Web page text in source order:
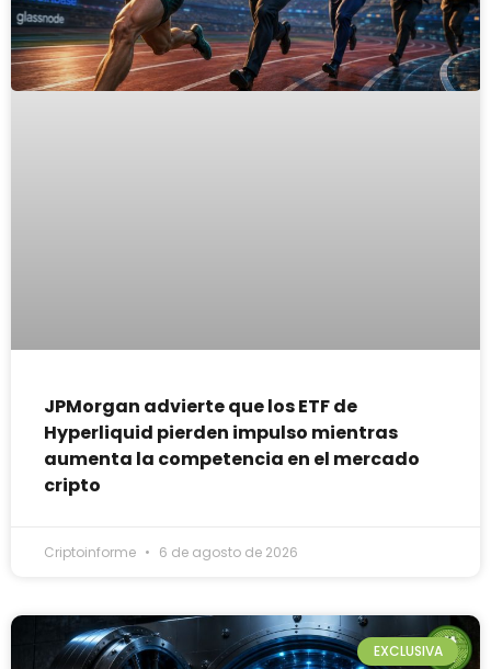
JPMorgan advierte que los ETF de
Hyperliquid pierden impulso mientras
aumenta la competencia en el mercado
cripto
Criptoinforme 6 de agosto de 2026
EXCLUSIVA